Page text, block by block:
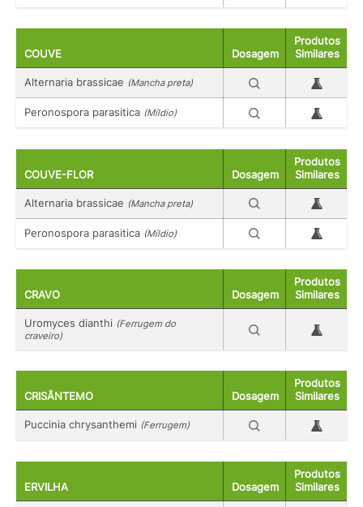
COUVE Dosagem
Produtos
Similares
Alternaria brassicae (Mancha preta)
Peronospora parasitica (Míldio)
COUVE-FLOR Dosagem
Produtos
Similares
Alternaria brassicae (Mancha preta)
Peronospora parasitica (Míldio)
CRAVO Dosagem
Produtos
Similares
Uromyces dianthi (Ferrugem do
craveiro)
CRISÂNTEMO Dosagem
Produtos
Similares
Puccinia chrysanthemi (Ferrugem)
ERVILHA Dosagem
Produtos
Similares